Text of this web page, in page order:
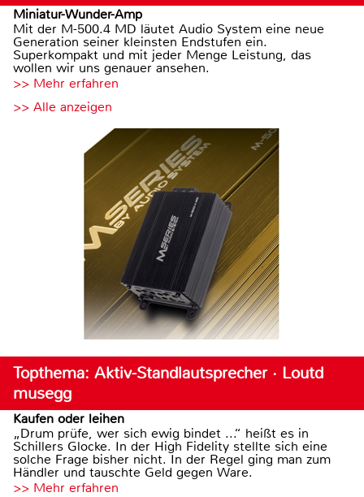
Miniatur-Wunder-Amp
Mit der M-500.4 MD läutet Audio System eine neue
Generation seiner kleinsten Endstufen ein.
Superkompakt und mit jeder Menge Leistung, das
wollen wir uns genauer ansehen.
>> Mehr erfahren
>> Alle anzeigen
Topthema: Aktiv-Standlautsprecher · Loutd
musegg
Kaufen oder leihen
„Drum prüfe, wer sich ewig bindet ...“ heißt es in
Schillers Glocke. In der High Fidelity stellte sich eine
solche Frage bisher nicht. In der Regel ging man zum
Händler und tauschte Geld gegen Ware.
>> Mehr erfahren